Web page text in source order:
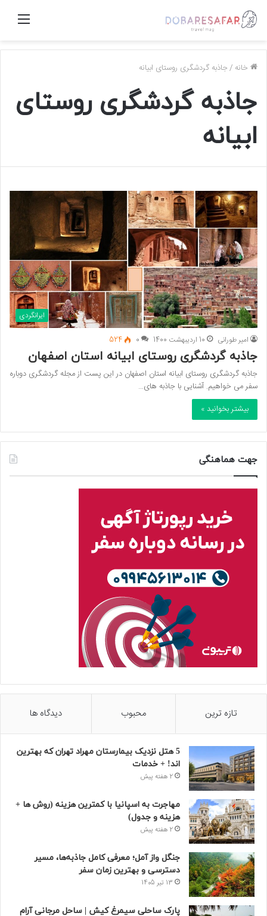
منو
خانه /جاذبه گردشگری روستای ابیانه
جاذبه گردشگری روستای
ابیانه
ایرانگردی
امیر طورانی 10 اردیبهشت 1400 0
524
جاذبه گردشگری روستای ابیانه استان اصفهان
جاذبه گردشگری روستای ابیانه استان اصفهان در این پست از مجله گردشگری دوباره
سفر می خواهیم. آشنایی با جاذبه های…
بیشتر بخوانید »
جهت هماهنگی
تازه ترین محبوب دیدگاه ها
5 هتل نزدیک بیمارستان مهراد تهران که بهترین‌
اند! + خدمات
2 هفته پیش
مهاجرت به اسپانیا با کمترین هزینه (روش ها +
هزینه و جدول)
2 هفته پیش
جنگل واز آمل؛ معرفی کامل جاذبه‌ها، مسیر
دسترسی و بهترین زمان سفر
13 تیر 1405
پارک ساحلی سیمرغ کیش | ساحل مرجانی آرام